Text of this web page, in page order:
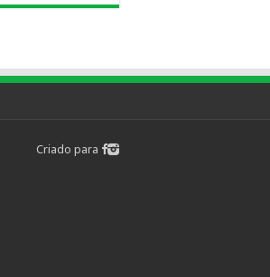
Criado para